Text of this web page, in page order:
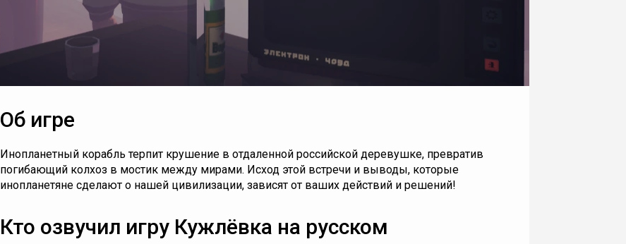
Об игре
Инопланетный корабль терпит крушение в отдаленной российской деревушке, превратив
погибающий колхоз в мостик между мирами. Исход этой встречи и выводы, которые
инопланетяне сделают о нашей цивилизации, зависят от ваших действий и решений!
Кто озвучил игру Кужлёвка на русском